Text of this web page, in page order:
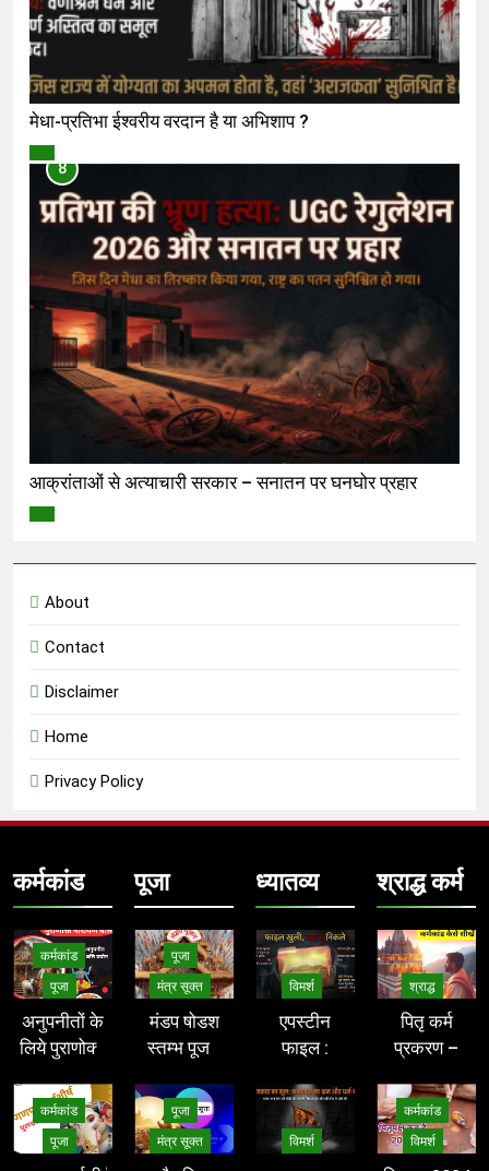
मेधा-प्रतिभा ईश्वरीय वरदान है या अभिशाप ?
8
आक्रांताओं से अत्याचारी सरकार – सनातन पर घनघोर प्रहार
About
Contact
Disclaimer
Home
Privacy Policy
कर्मकांड
कर्मकांड
पूजा
अनुपनीतों के
लिये पुराणोक्त
करने की विधि
– narayan
bali vidhi
कर्मकांड
पूजा
पूजा
पूजा
मंत्र सूक्त
मंडप षोडश
स्तम्भ पूजन
(पौराणिक) –
stambh
pujan
पूजा
मंत्र सूक्त
ध्यातव्य
विमर्श
एपस्टीन
फाइल :
असुरों का
रक्त-रंजित
षड्यंत्र और
विमर्श
श्राद्ध कर्म
श्राद्ध
पितृ कर्म
प्रकरण –
कर्मकांड
विमर्श